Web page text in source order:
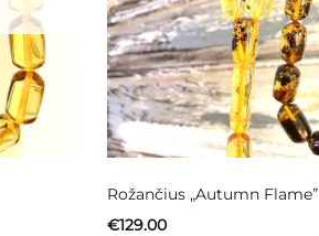
Rožančius „Autumn Flame”
€129.00